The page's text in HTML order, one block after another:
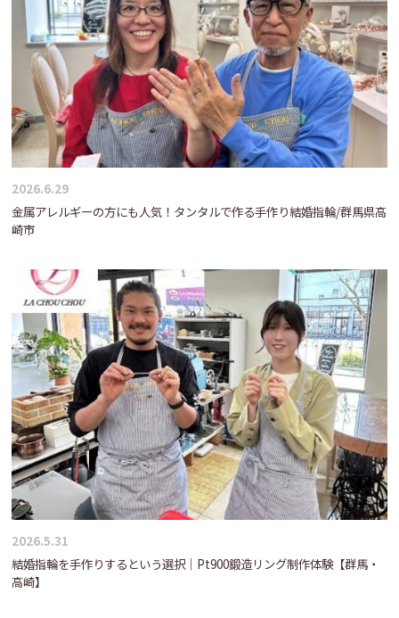
2026.6.29
金属アレルギーの方にも人気！タンタルで作る手作り結婚指輪/群馬県高
崎市
2026.5.31
結婚指輪を手作りするという選択｜Pt900鍛造リング制作体験【群馬・
高崎】